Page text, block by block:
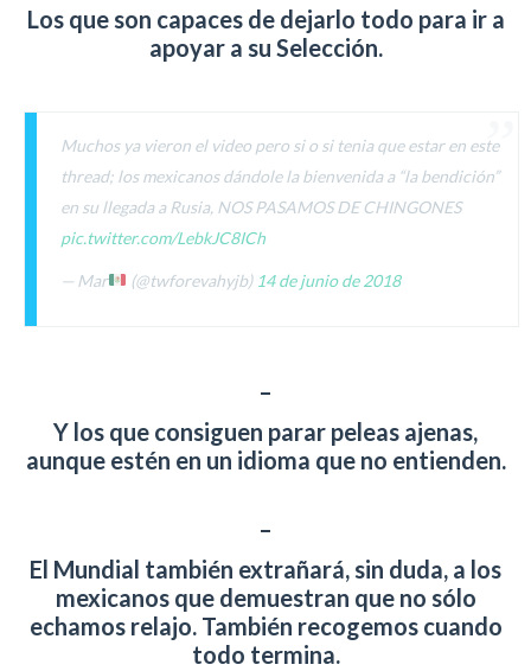
Los que son capaces de dejarlo todo para ir a
apoyar a su Selección.
Muchos ya vieron el video pero si o si tenia que estar en este
thread; los mexicanos dándole la bienvenida a “la bendición”
en su llegada a Rusia, NOS PASAMOS DE CHINGONES
pic.twitter.com/LebkJC8ICh
— Mar (@twforevahyjb) 14 de junio de 2018
–
Y los que consiguen parar peleas ajenas,
aunque estén en un idioma que no entienden.
–
El Mundial también extrañará, sin duda, a los
mexicanos que demuestran que no sólo
echamos relajo. También recogemos cuando
todo termina.